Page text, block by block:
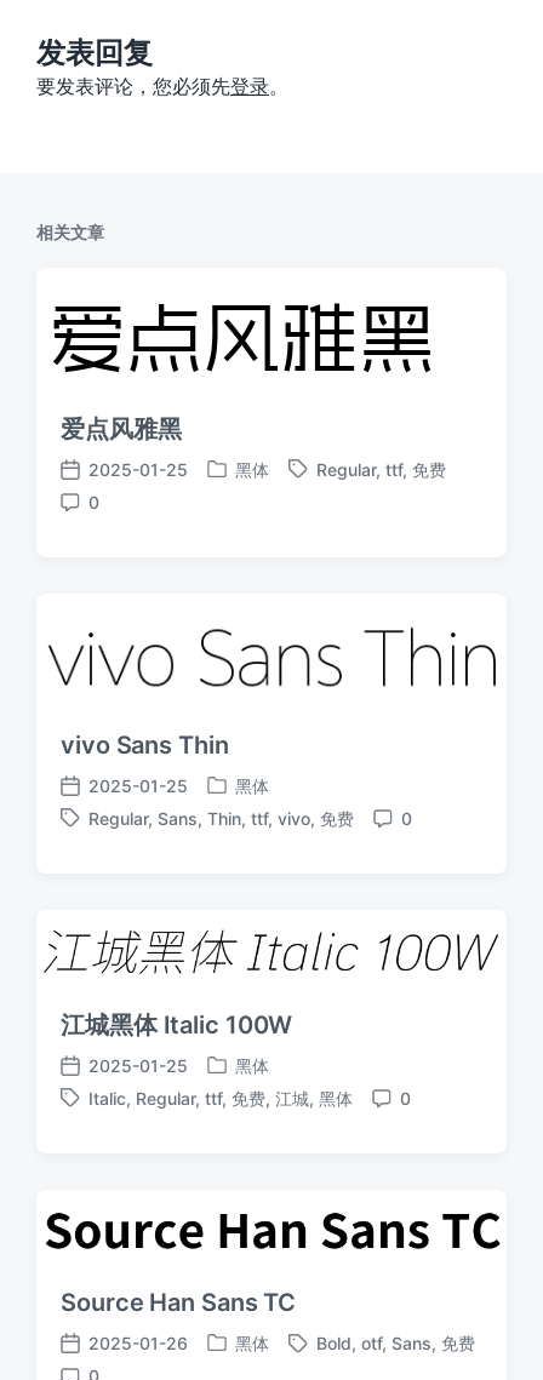
：
发表回复
要发表评论，您必须先登录。
相关文章
爱点风雅黑
发
布
2025-01-25
发
黑体
标
Regular, ttf, 免费
评
0
vivo Sans Thin
发
布
2025-01-25
发
布
黑体
标
Regular, Sans, Thin, ttf, vivo, 免费
评
0
江城黑体 Italic 100W
发
布
2025-01-25
发
布
黑体
标
Italic, Regular, ttf, 免费, 江城, 黑体
评
0
Source Han Sans TC
发
2025-01-26
发
黑体
标
Bold, otf, Sans, 免费